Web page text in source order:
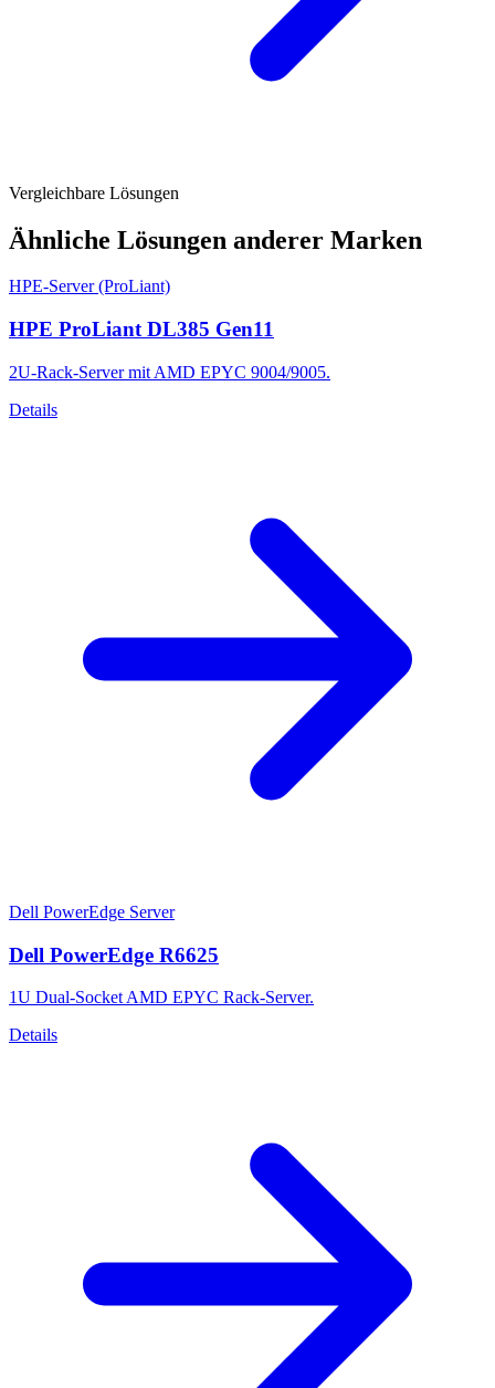
Vergleichbare Lösungen
Ähnliche Lösungen anderer Marken
HPE-Server (ProLiant)
HPE ProLiant DL385 Gen11
2U-Rack-Server mit AMD EPYC 9004/9005.
Details
Dell PowerEdge Server
Dell PowerEdge R6625
1U Dual-Socket AMD EPYC Rack-Server.
Details